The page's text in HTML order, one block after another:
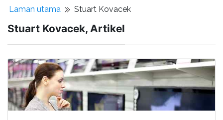
Laman utama Stuart Kovacek
Stuart Kovacek, Artikel